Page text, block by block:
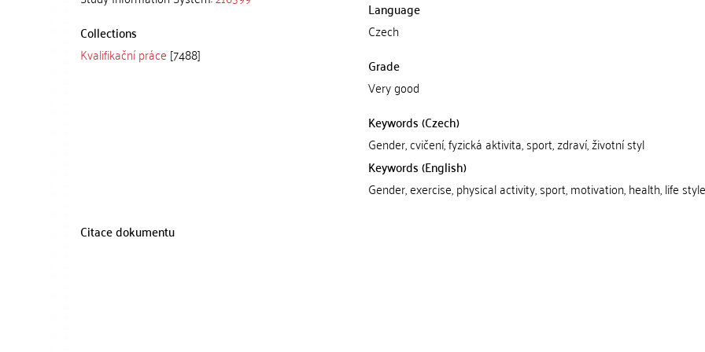
Collections
Kvalifikační práce [7488]
Language
Czech
Grade
Very good
Keywords (Czech)
Gender, cvičení, fyzická aktivita, sport, zdraví, životní styl
Keywords (English)
Gender, exercise, physical activity, sport, motivation, health, life style
Citace dokumentu